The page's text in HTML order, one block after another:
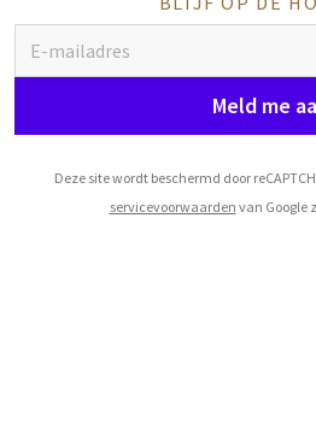
Meld me
Deze site wordt beschermd door
servicevoorwaarden van Google